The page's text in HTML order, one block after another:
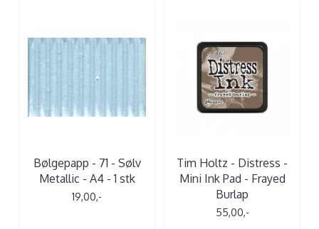
Bølgepapp - 71 - Sølv
Metallic - A4 - 1 stk
19,00,-
Tim Holtz - Distress -
Mini Ink Pad - Frayed
Burlap
55,00,-